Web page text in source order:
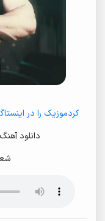
کردموزیک را در
دانلود